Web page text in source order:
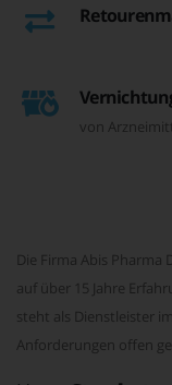
von
Die Firma Abis
auf über 15 Jahre
steht als Dienstleister
Anforderungen offen